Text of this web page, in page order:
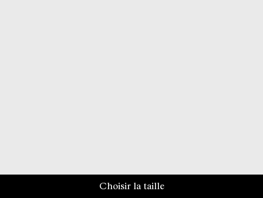
Choisir la taille